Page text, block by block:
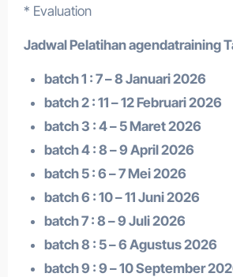
* Evaluation
Jadwal Pelatihan agendatraining
batch 1 : 7 – 8 Januari 2026
batch 2 : 11 – 12 Februari 2026
batch 3 : 4 – 5 Maret 2026
batch 4 : 8 – 9 April 2026
batch 5 : 6 – 7 Mei 2026
batch 6 : 10 – 11 Juni 2026
batch 7 : 8 – 9 Juli 2026
batch 8 : 5 – 6 Agustus 2026
batch 9 : 9 – 10 September